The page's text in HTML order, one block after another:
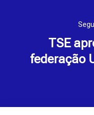
TSE
federação